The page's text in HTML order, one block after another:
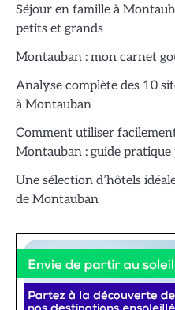
Séjour en famille à
petits et grands
Montauban : mon carnet
Analyse complète des 10
à Montauban
Comment utiliser
Montauban : guide
Une sélection d’hôtels
de Montauban